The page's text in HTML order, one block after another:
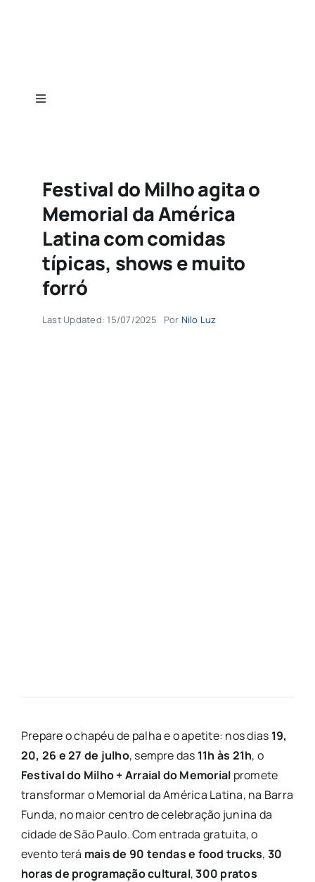
Toggle
Categorias
Guias
Sobre
Agenda
Festival do Milho agita o
Memorial da América
Latina com comidas
típicas, shows e muito
forró
Last Updated: 15/07/2025 Por Nilo Luz
Prepare o chapéu de palha e o apetite: nos dias 19,
20, 26 e 27 de julho, sempre das 11h às 21h, o
Festival do Milho + Arraial do Memorial promete
transformar o Memorial da América Latina, na Barra
Funda, no maior centro de celebração junina da
cidade de São Paulo. Com entrada gratuita, o
evento terá mais de 90 tendas e food trucks, 30
horas de programação cultural,300 pratos